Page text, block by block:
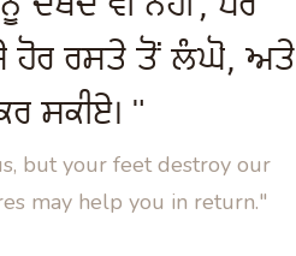
ਹੋਰ ਰਸਤੇ ਤੋਂ ਲੰਘੋ, ਅਤੇ
ਸਕੀਏ।"
but your feet destroy our
may help you in return."